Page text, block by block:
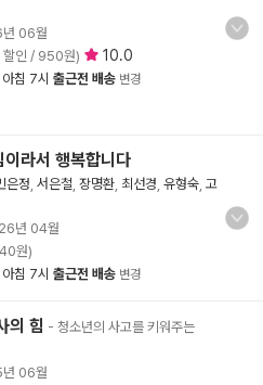
06월
할인 / 950원) 10.0
침 7시 출근전 배송 변경
라서 행복합니다
은정 서은철 장명환 최선경 유형숙 고
년 04월
원)
침 7시 출근전 배송 변경
의 힘 - 청소년의 사고를 키워주는
06월